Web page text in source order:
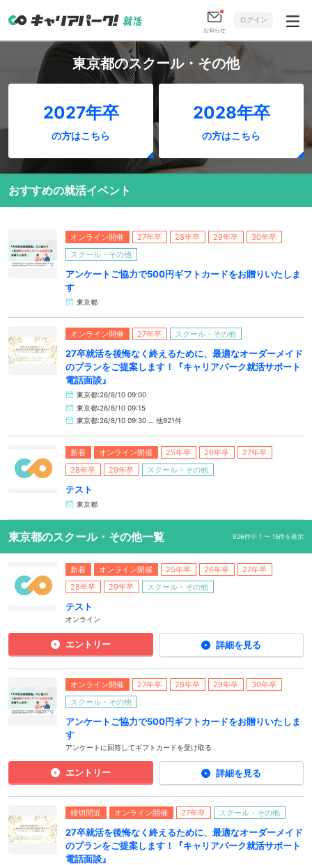
お知らせ
ログイン
東京都のスクール・その他
2027年卒
の方はこちら
2028年卒
の方はこちら
おすすめの就活イベント
オンライン開催 27年卒 28年卒 29年卒
30年卒
スクール・その他
アンケートご協力で500円ギフトカードをお贈りいたしま
す
東京都
オンライン開催 27年卒 スクール・その他
27卒就活を後悔なく終えるために、最適なオーダーメイド
のプランをご提案します！『キャリアパーク就活サポート
電話面談』
東京都:26/8/10 09:00
東京都:26/8/10 09:15
東京都:26/8/10 09:30 … 他921件
新着 オンライン開催 25年卒 26年卒
27年卒
28年卒
29年卒 スクール・その他
テスト
東京都
東京都のスクール・その他一覧 926件中 1 〜 15件を表示
新着 オンライン開催 25年卒 26年卒
27年卒
28年卒
29年卒 スクール・その他
テスト
オンライン
エントリー 詳細を見る
オンライン開催 27年卒 28年卒 29年卒
30年卒
スクール・その他
アンケートご協力で500円ギフトカードをお贈りいたしま
す
アンケートに回答してギフトカードを受け取る
エントリー 詳細を見る
締切間近 オンライン開催 27年卒 スクール・その他
27卒就活を後悔なく終えるために、最適なオーダーメイド
のプランをご提案します！『キャリアパーク就活サポート
電話面談』